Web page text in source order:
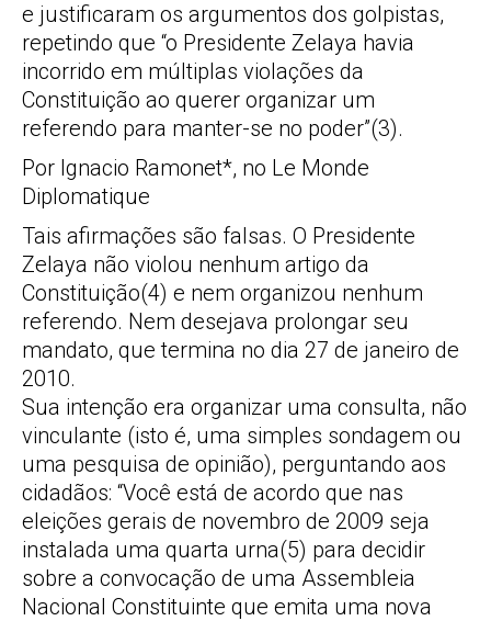
e justificaram os argumentos dos golpistas,
repetindo que “o Presidente Zelaya havia
incorrido em múltiplas violações da
Constituição ao querer organizar um
referendo para manter-se no poder”(3).
Por Ignacio Ramonet*, no Le Monde
Diplomatique
Tais afirmações são falsas. O Presidente
Zelaya não violou nenhum artigo da
Constituição(4) e nem organizou nenhum
referendo. Nem desejava prolongar seu
mandato, que termina no dia 27 de janeiro de
2010.
Sua intenção era organizar uma consulta, não
vinculante (isto é, uma simples sondagem ou
uma pesquisa de opinião), perguntando aos
cidadãos: “Você está de acordo que nas
eleições gerais de novembro de 2009 seja
instalada uma quarta urna(5) para decidir
sobre a convocação de uma Assembleia
Nacional Constituinte que emita uma nova